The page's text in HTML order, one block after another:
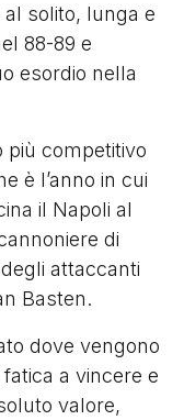
solito, lunga e
88-89 e
esordio nella
più competitivo
è l’anno in cui
il Napoli al
di
attaccanti
Basten.
dove vengono
a vincere e
valore,